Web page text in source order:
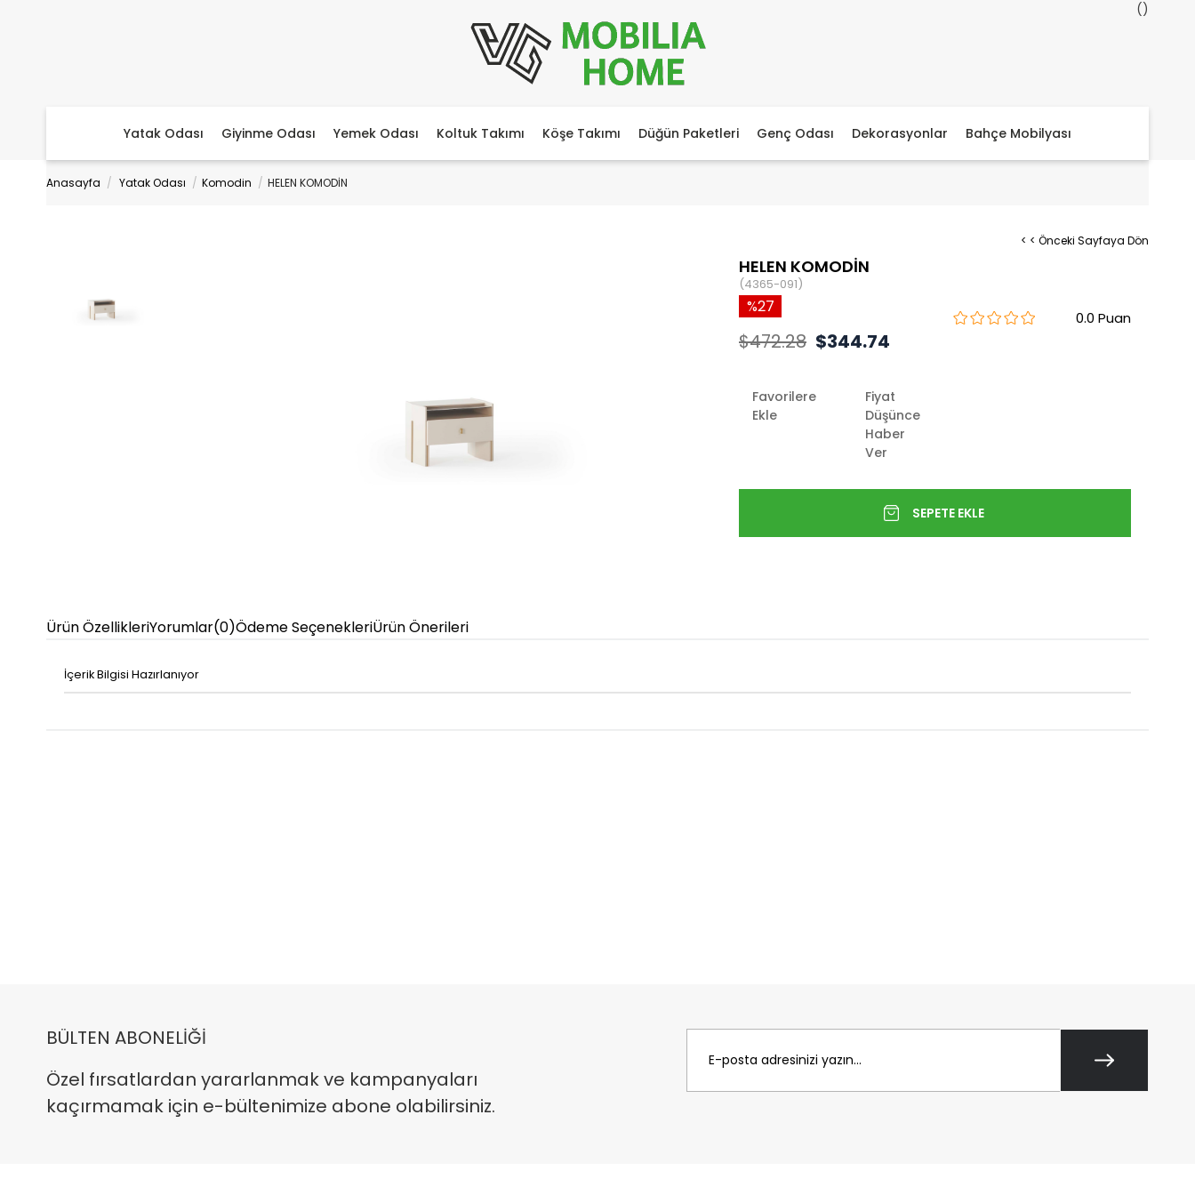
Yatak Odası Giyinme Odası Yemek Odası Koltuk Takımı Köşe Takımı Düğün Paketleri Genç Odası Dekorasyonlar Bahçe Mobilyası
Anasayfa Yatak Odası Komodin HELEN KOMODİN
< < Önceki Sayfaya Dön
HELEN KOMODİN
(4365-091)
0.0
27
$472.28 $344.74
Favorilere
Ekle
Fiyat
Düşünce
Haber
Ver
Ürün ÖzellikleriYorumlar(0)Ödeme SeçenekleriÜrün Önerileri
İçerik Bilgisi Hazırlanıyor
BÜLTEN ABONELİĞİ
Özel fırsatlardan yararlanmak ve kampanyaları
kaçırmamak için e-bültenimize abone olabilirsiniz.